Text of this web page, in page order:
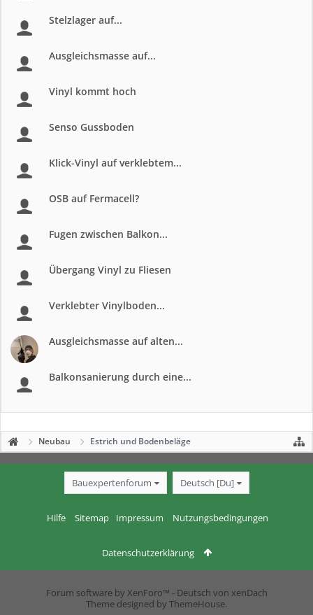
Stelzlager auf...
Ausgleichsmasse auf...
Vinyl kommt hoch
Senso Gussboden
Klick-Vinyl auf verklebtem...
OSB auf Fermacell?
Fugen zwischen Balkon...
Übergang Vinyl zu Fliesen
Verklebter Vinylboden...
Ausgleichsmasse auf alten...
Balkonsanierung durch eine...
Neubau Estrich und Bodenbeläge
Bauexpertenforum Deutsch [Du]
Hilfe Sitemap Impressum Nutzungsbedingungen
Datenschutzerklärung
Forum software by XenForo™ - Deutsch von xenDach
Theme designed by ThemeHouse.